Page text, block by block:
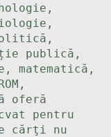
publică,
matematică,
oferă
pentru
cărţi nu